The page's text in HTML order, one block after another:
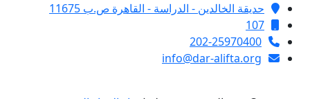
حديقة الخالدين - الدراسة - القاهرة ص.ب 11675
107
202-25970400
info@dar-alifta.org